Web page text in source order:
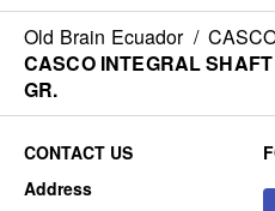
Old Brain Ecuador /
CASCO INTEGRAL
GR.
CONTACT US
Address